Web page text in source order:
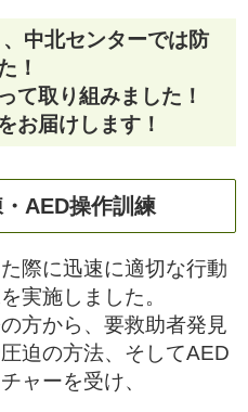
中北センターでは防
！
て取り組みました！
お届けします！
AED操作訓練
際に迅速に適切な行動
実施しました。
方から、要救助者発見
迫の方法、そしてAED
ャーを受け、